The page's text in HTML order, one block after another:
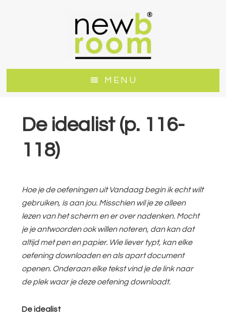
MENU
De idealist (p. 116-
118)
Hoe je de oefeningen uit Vandaag begin ik echt wilt
gebruiken, is aan jou. Misschien wil je ze alleen
lezen van het scherm en er over nadenken. Mocht
je je antwoorden ook willen noteren, dan kan dat
altijd met pen en papier. Wie liever typt, kan elke
oefening downloaden en als apart document
openen. Onderaan elke tekst vind je de link naar
de plek waar je deze oefening downloadt.
De idealist